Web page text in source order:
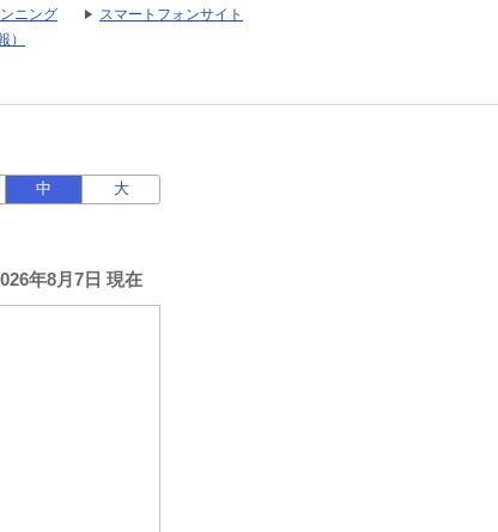
ニング
スマートフォンサイト
）
中 大
年8月7日 現在